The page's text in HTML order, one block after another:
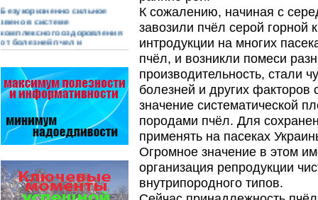
Безукоризненно сильное
звено в системе
комплексного оздоровления
от болезней пчел и
повышения рентабельности
Апидез, Варроадез, Амипол-Т,
Апирой, Апистоп, Бипин-Т,
Полисан и Гармония…
На рынке, где есть Варроадез
очень сложно приходится
конкурентным препаратам
- они просто не
выдерживают конкуренцию
ни по цене,…
Варроадез - это лучшее
К сожалению, начиная с
завозили пчёл серой горной
интродукции на многих
пчёл, и возникли помеси
производительность, стали
болезней и других факторов
значение систематической
породами пчёл. Для
применять на пасеках
Огромное значение в этом
организация репродукции
внутрипородного типов.